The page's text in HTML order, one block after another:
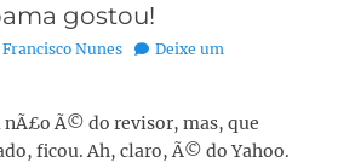
gostou!
Francisco Nunes
Deixe um
nÃ£o Ã© do revisor, mas, que
ficou. Ah, claro, Ã© do Yahoo.